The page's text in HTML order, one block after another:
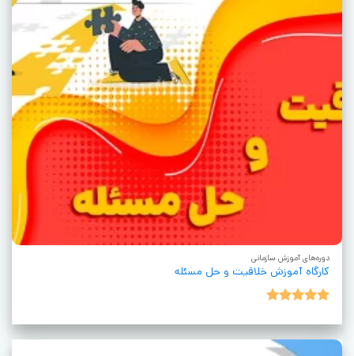
دوره‌های آموزش سازمانی
کارگاه آموزش خلاقیت و حل مسئله
5